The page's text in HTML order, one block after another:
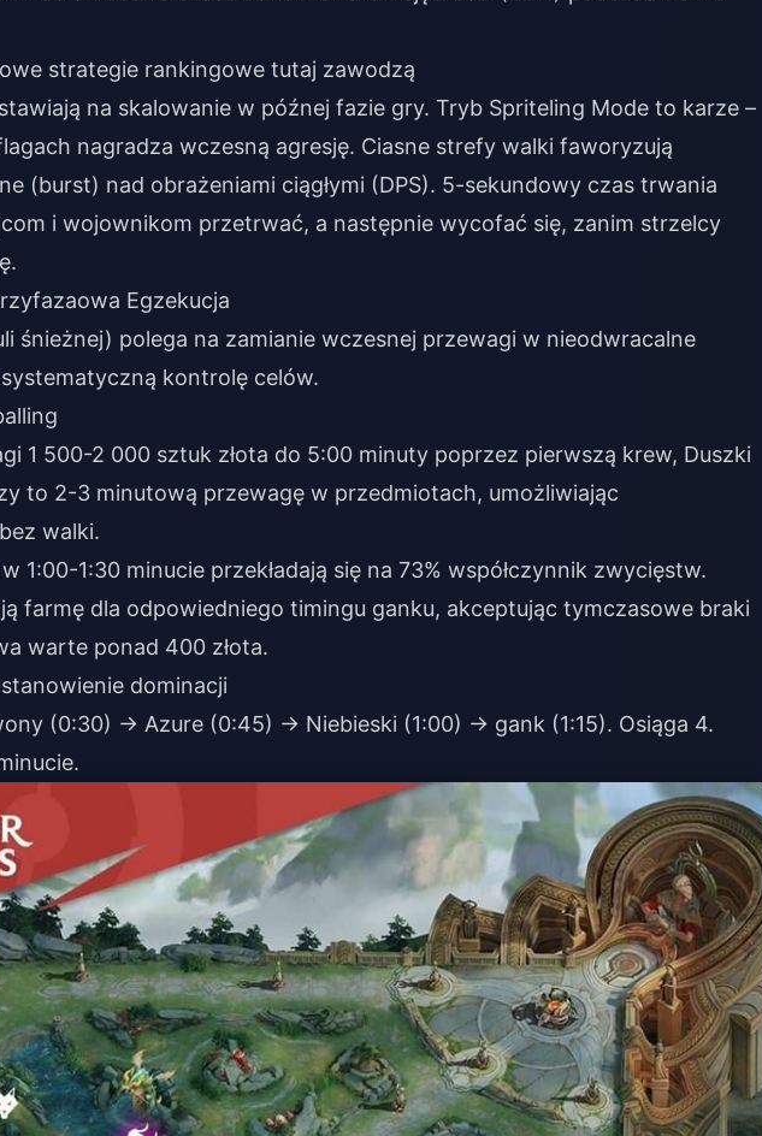
strategie rankingowe tutaj zawodzą
na skalowanie w późnej fazie gry. Tryb Spriteling Mode to karze –
nagradza wczesną agresję. Ciasne strefy walki faworyzują
(burst) nad obrażeniami ciągłymi (DPS). 5-sekundowy czas trwania
i wojownikom przetrwać, a następnie wycofać się, zanim strzelcy
Egzekucja
śnieżnej) polega na zamianie wczesnej przewagi w nieodwracalne
kontrolę celów.
1 500-2 000 sztuk złota do 5:00 minuty poprzez pierwszą krew, Duszki
to 2-3 minutową przewagę w przedmiotach, umożliwiając
walki.
1:00-1:30 minucie przekładają się na 73% współczynnik zwycięstw.
farmę dla odpowiedniego timingu ganku, akceptując tymczasowe braki
warte ponad 400 złota.
dominacji
(0:30) → Azure (0:45) → Niebieski (1:00) → gank (1:15). Osiąga 4.